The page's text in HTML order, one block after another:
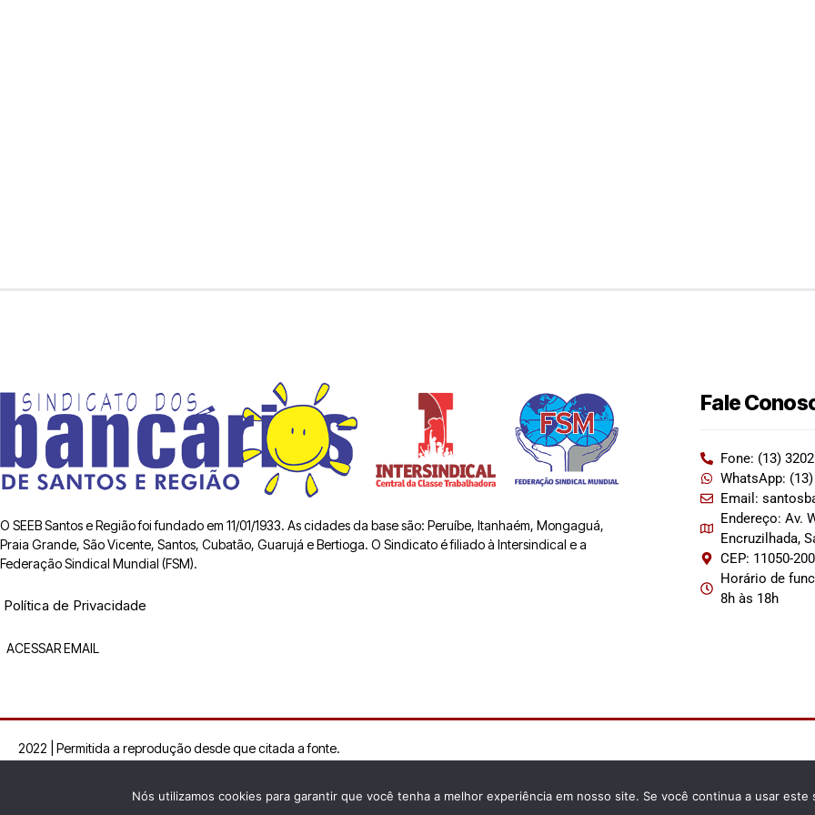
O SEEB Santos e Região foi fundado em 11/01/1933. As cidades da base são: Peruíbe, Itanhaém, Mongaguá,
Praia Grande, São Vicente, Santos, Cubatão, Guarujá e Bertioga. O Sindicato é filiado à Intersindical e a
Federação Sindical Mundial (FSM).
Política de Privacidade
ACESSAR EMAIL
Fale
Fone: (13)
WhatsApp:
Email:
Endereço: Av.
Encruzilhada,
CEP: 11050-200
Horário de
8h às 18h
2022 | Permitida a reprodução desde que citada a fonte.
Nós utilizamos cookies para garantir que você tenha a melhor experiência em nosso site. Se você continua a usar